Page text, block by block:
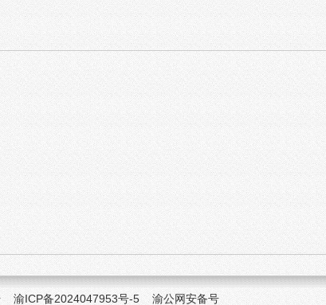
渝ICP备2024047953号-5 渝公网安备号